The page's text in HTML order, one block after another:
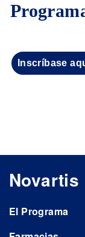
Inscríbase
Novartis
El Programa